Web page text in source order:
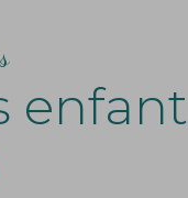
enfant